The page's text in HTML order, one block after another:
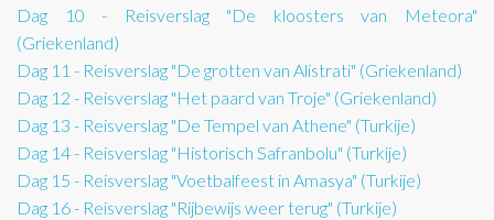
Dag 10 - Reisverslag "De kloosters van Meteora"
(Griekenland)
Dag 11 - Reisverslag "De grotten van Alistrati" (Griekenland)
Dag 12 - Reisverslag "Het paard van Troje" (Griekenland)
Dag 13 - Reisverslag "De Tempel van Athene" (Turkije)
Dag 14 - Reisverslag "Historisch Safranbolu" (Turkije)
Dag 15 - Reisverslag "Voetbalfeest in Amasya" (Turkije)
Dag 16 - Reisverslag "Rijbewijs weer terug" (Turkije)